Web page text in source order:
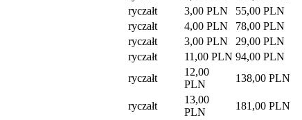
ryczałt 3,00 PLN
55,00 PLN
ryczałt 4,00 PLN
78,00 PLN
ryczałt 3,00 PLN
29,00 PLN
ryczałt 11,00 PLN 94,00 PLN
ryczałt
12,00
PLN
138,00 PLN
ryczałt
13,00
PLN
181,00 PLN